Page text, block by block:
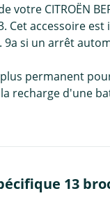
votre CITROËN
Cet accessoire
9a si un arrêt
permanent
recharge d'une
13